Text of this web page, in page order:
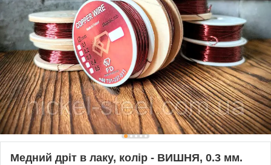
Медний дріт в лаку, колір - ВИШНЯ, 0.3 мм.